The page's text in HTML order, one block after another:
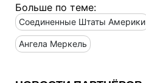
Больше по теме:
Соединенные Штаты Америки
Ангела Меркель